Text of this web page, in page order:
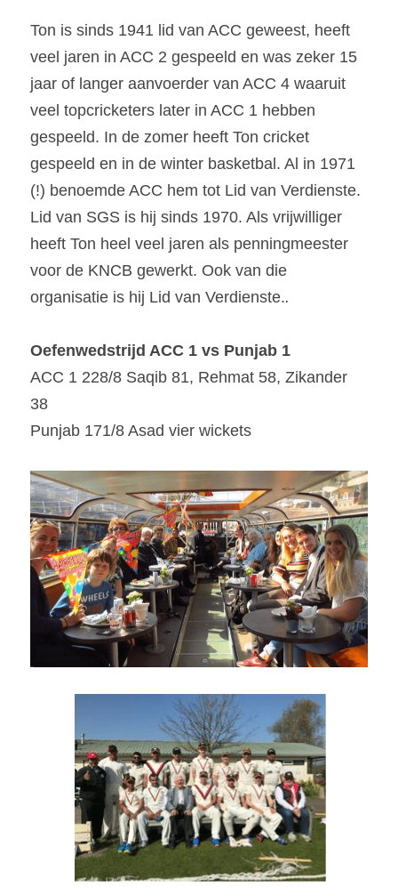
Ton is sinds 1941 lid van ACC geweest, heeft
veel jaren in ACC 2 gespeeld en was zeker 15
jaar of langer aanvoerder van ACC 4 waaruit
veel topcricketers later in ACC 1 hebben
gespeeld. In de zomer heeft Ton cricket
gespeeld en in de winter basketbal. Al in 1971
(!) benoemde ACC hem tot Lid van Verdienste.
Lid van SGS is hij sinds 1970. Als vrijwilliger
heeft Ton heel veel jaren als penningmeester
voor de KNCB gewerkt. Ook van die
organisatie is hij Lid van Verdienste..
Oefenwedstrijd ACC 1 vs Punjab 1
ACC 1 228/8 Saqib 81, Rehmat 58, Zikander
38
Punjab 171/8 Asad vier wickets